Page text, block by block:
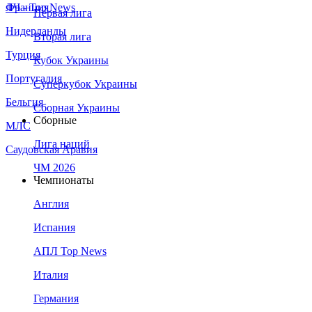
Франция
Нидерланды
Турция
Португалия
Бельгия
МЛС
Саудовская Аравия
ЛЧ - Top News
Первая лига
Вторая лига
Кубок Украины
Суперкубок Украины
Сборная Украины
Сборные
Лига наций
ЧМ 2026
Чемпионаты
Англия
Испания
АПЛ Top News
Италия
Германия